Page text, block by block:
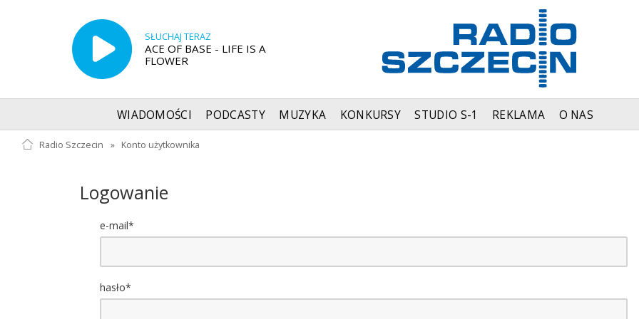
SŁUCHAJ TERAZ
ACE OF BASE - LIFE IS A
FLOWER
WIADOMOŚCI PODCASTY MUZYKA KONKURSY STUDIO S-1 REKLAMA O NAS
Radio Szczecin » Konto użytkownika
Logowanie
e-mail*
hasło*